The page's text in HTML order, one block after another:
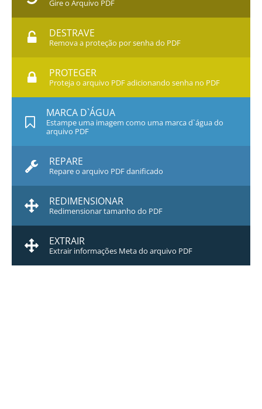
Gire o Arquivo PDF
DESTRAVE
Remova a proteção por senha do PDF
PROTEGER
Proteja o arquivo PDF adicionando senha no PDF
MARCA D`ÁGUA
Estampe uma imagem como uma marca d`água do
arquivo PDF
REPARE
Repare o arquivo PDF danificado
REDIMENSIONAR
Redimensionar tamanho do PDF
EXTRAIR
Extrair informações Meta do arquivo PDF